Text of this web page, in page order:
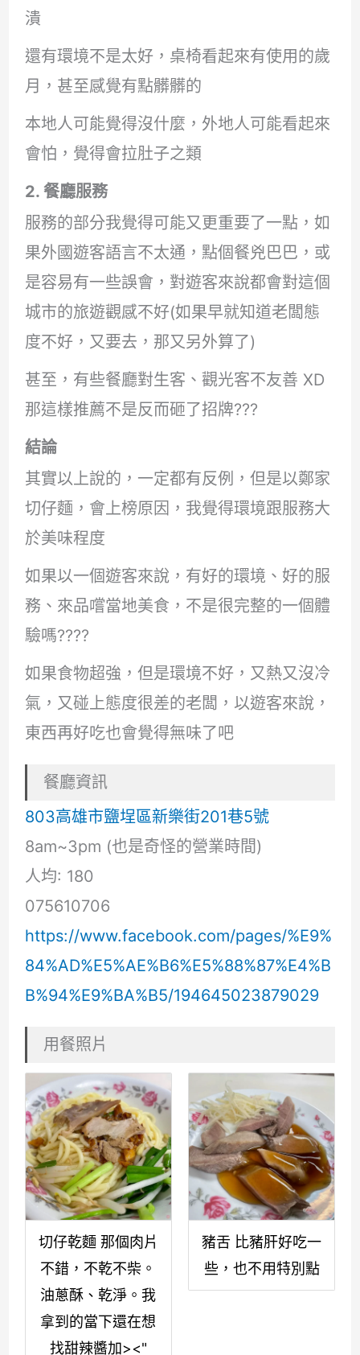
潰
還有環境不是太好，桌椅看起來有使用的歲
月，甚至感覺有點髒髒的
本地人可能覺得沒什麼，外地人可能看起來
會怕，覺得會拉肚子之類
2. 餐廳服務
服務的部分我覺得可能又更重要了一點，如
果外國遊客語言不太通，點個餐兇巴巴，或
是容易有一些誤會，對遊客來說都會對這個
城市的旅遊觀感不好(如果早就知道老闆態
度不好，又要去，那又另外算了)
甚至，有些餐廳對生客、觀光客不友善 XD
那這樣推薦不是反而砸了招牌???
結論
其實以上說的，一定都有反例，但是以鄭家
切仔麵，會上榜原因，我覺得環境跟服務大
於美味程度
如果以一個遊客來說，有好的環境、好的服
務、來品嚐當地美食，不是很完整的一個體
驗嗎????
如果食物超強，但是環境不好，又熱又沒冷
氣，又碰上態度很差的老闆，以遊客來說，
東西再好吃也會覺得無味了吧
餐廳資訊
803高雄市鹽埕區新樂街201巷5號
8am~3pm (也是奇怪的營業時間)
人均: 180
075610706
https://www.facebook.com/pages/%E9%
84%AD%E5%AE%B6%E5%88%87%E4%B
B%94%E9%BA%B5/194645023879029
用餐照片
切仔乾麵 那個肉片
不錯，不乾不柴。
油蔥酥、乾淨。我
拿到的當下還在想
找甜辣醬加><"
豬舌 比豬肝好吃一
些，也不用特別點